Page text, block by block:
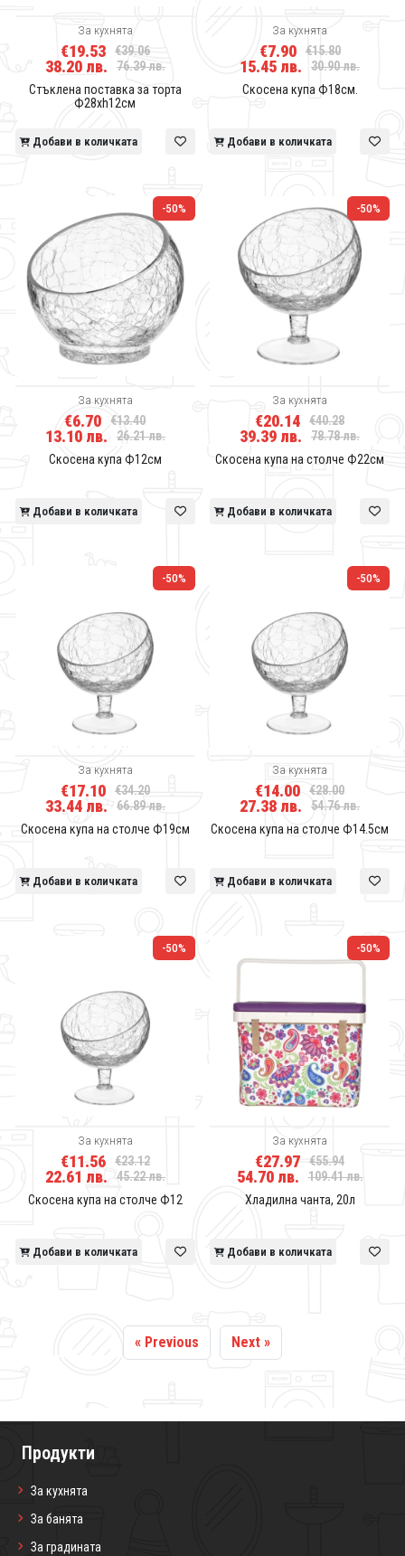
За кухнята
€19.53 €39.06
38.20 лв.
76.39 лв.
Стъклена поставка за торта
Ф28хh12см
Добави в количката
За кухнята
€7.90 €15.80
15.45 лв.
30.90 лв.
Скосена купа Ф18см.
Добави в количката
-50%
За кухнята
€6.70 €13.40
13.10 лв.
26.21 лв.
Скосена купа Ф12см
Добави в количката
-50%
За кухнята
€20.14 €40.28
39.39 лв.
78.78 лв.
Скосена купа на столче Ф22см
Добави в количката
-50%
За кухнята
€17.10 €34.20
33.44 лв.
66.89 лв.
Скосена купа на столче Ф19см
Добави в количката
-50%
За кухнята
€14.00 €28.00
27.38 лв.
54.76 лв.
Скосена купа на столче Ф14.5см
Добави в количката
-50%
За кухнята
€11.56 €23.12
22.61 лв.
45.22 лв.
Скосена купа на столче Ф12
Добави в количката
-50%
За кухнята
€27.97 €55.94
54.70 лв.
109.41 лв.
Хладилна чанта, 20л
Добави в количката
« Previous Next »
Продукти
За кухнята
За банята
За градината